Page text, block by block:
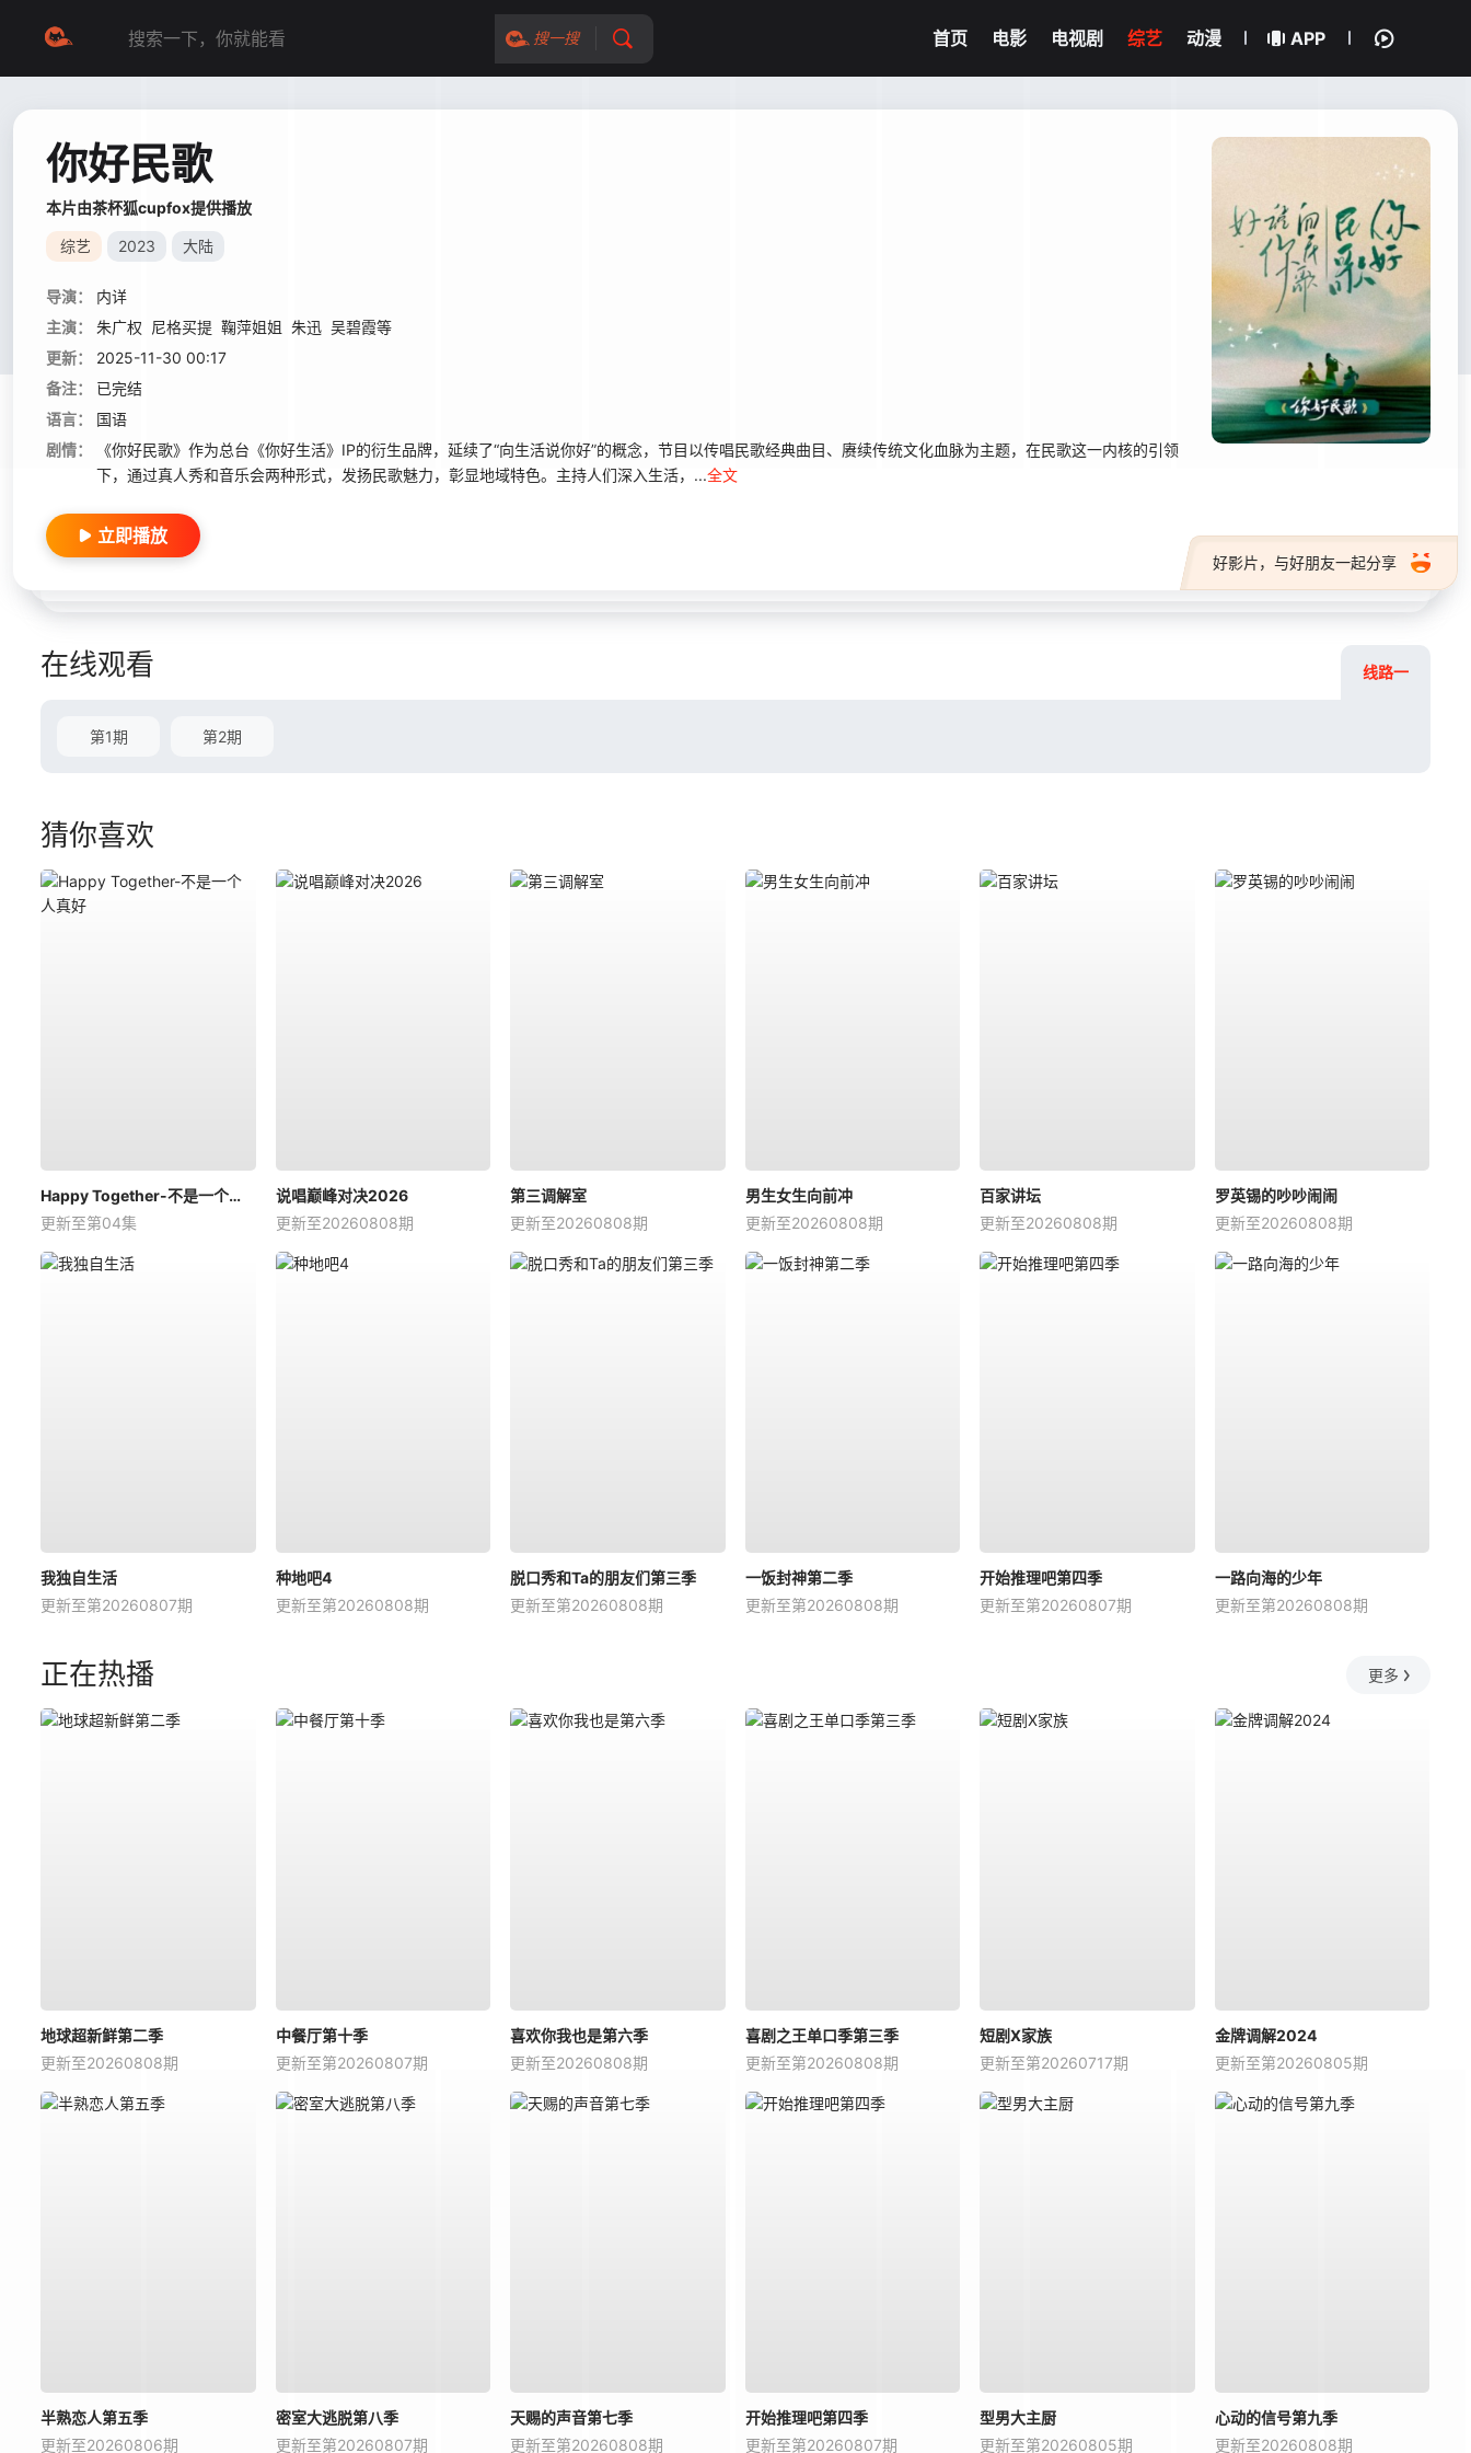
搜一搜 首页 电影 电视剧 综艺 动漫 APP
你好民歌
本片由茶杯狐cupfox提供播放
综艺 2023 大陆
导演：
内详
主演：
朱广权 尼格买提 鞠萍姐姐 朱迅 吴碧霞等
更新：
2025-11-30 00:17
备注：
已完结
语言：
国语
剧情：
《你好民歌》作为总台《你好生活》IP的衍生品牌，延续了“向生活说你好”的概念，节目以传唱民歌经典曲目、赓续传统文化血脉为主题，在民歌这一内核的引领
下，通过真人秀和音乐会两种形式，发扬民歌魅力，彰显地域特色。主持人们深入生活，...全文
好影片，与好朋友一起分享
立即播放
在线观看 线路一
第1期 第2期
猜你喜欢
Happy Together-不是一个人真好
更新至第04集
说唱巅峰对决2026
更新至20260808期
第三调解室
更新至20260808期
男生女生向前冲
更新至20260808期
百家讲坛
更新至20260808期
罗英锡的吵吵闹闹
更新至20260808期
我独自生活
更新至第20260807期
种地吧4
更新至第20260808期
脱口秀和Ta的朋友们第三季
更新至第20260808期
一饭封神第二季
更新至第20260808期
开始推理吧第四季
更新至第20260807期
一路向海的少年
更新至第20260808期
正在热播 更多
地球超新鲜第二季
更新至20260808期
中餐厅第十季
更新至第20260807期
喜欢你我也是第六季
更新至20260808期
喜剧之王单口季第三季
更新至第20260808期
短剧X家族
更新至第20260717期
金牌调解2024
更新至第20260805期
半熟恋人第五季
更新至20260806期
密室大逃脱第八季
更新至第20260807期
天赐的声音第七季
更新至第20260808期
开始推理吧第四季
更新至第20260807期
型男大主厨
更新至第20260805期
心动的信号第九季
更新至20260808期